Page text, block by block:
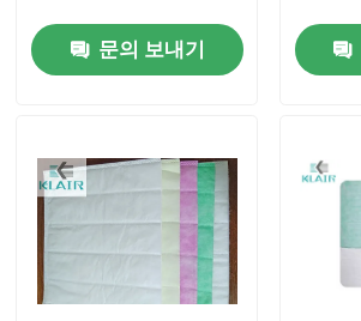
제품
회사 소개
문의 보내기